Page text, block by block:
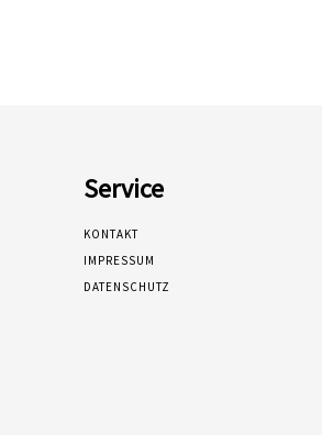
Service
KONTAKT
IMPRESSUM
DATENSCHUTZ